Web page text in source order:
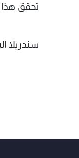
تحقق هذا
سندريلا